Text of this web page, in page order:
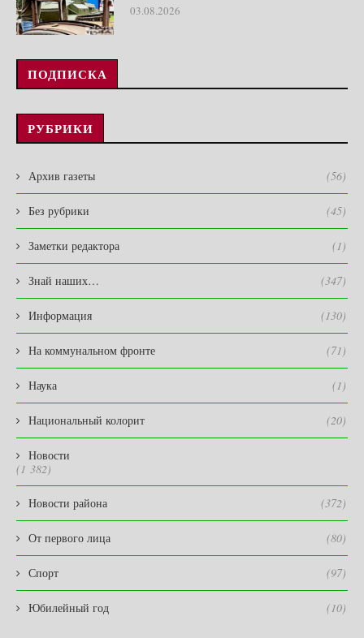
03.08.2026
ПОДПИСКА
РУБРИКИ
Архив газеты (56)
Без рубрики (45)
Заметки редактора (1)
Знай наших… (347)
Информация (130)
На коммунальном фронте (71)
Наука (1)
Национальный колорит (20)
Новости
(1 382)
Новости района (372)
От первого лица (80)
Спорт (97)
Юбилейный год (10)